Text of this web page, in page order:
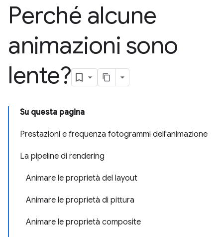
Perché alcune
animazioni sono
lente?
Su questa pagina
Prestazioni e frequenza fotogrammi dell'animazione
La pipeline di rendering
Animare le proprietà del layout
Animare le proprietà di pittura
Animare le proprietà composite